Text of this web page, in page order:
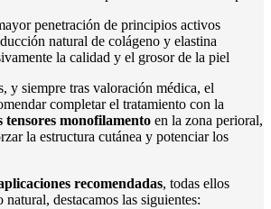
penetración de principios activos
natural de colágeno y elastina
la calidad y el grosor de la piel
y siempre tras valoración médica, el
completar el tratamiento con la
monofilamento en la zona perioral,
la estructura cutánea y potenciar los
recomendadas, todas ellos
destacamos las siguientes: